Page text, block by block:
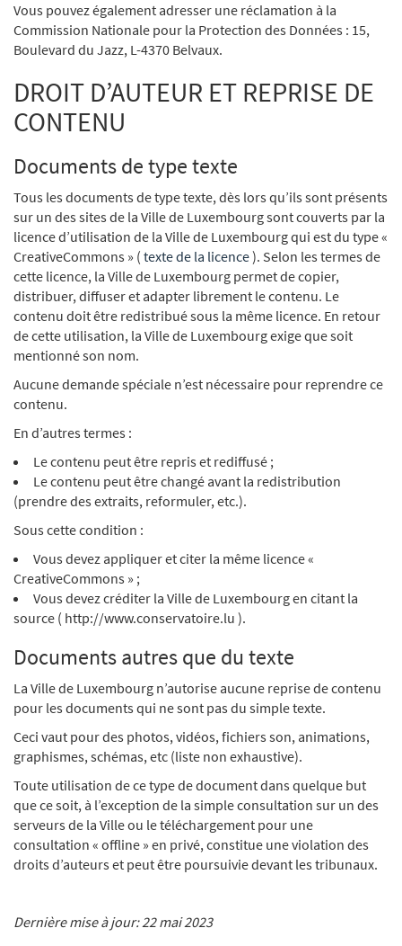
Vous pouvez également adresser une réclamation à la
Commission Nationale pour la Protection des Données : 15,
Boulevard du Jazz, L-4370 Belvaux.
DROIT D’AUTEUR ET REPRISE DE
CONTENU
Documents de type texte
Tous les documents de type texte, dès lors qu’ils sont présents
sur un des sites de la Ville de Luxembourg sont couverts par la
licence d’utilisation de la Ville de Luxembourg qui est du type «
CreativeCommons » ( texte de la licence). Selon les termes de
cette licence, la Ville de Luxembourg permet de copier,
distribuer, diffuser et adapter librement le contenu. Le
contenu doit être redistribué sous la même licence. En retour
de cette utilisation, la Ville de Luxembourg exige que soit
mentionné son nom.
Aucune demande spéciale n’est nécessaire pour reprendre ce
contenu.
En d’autres termes :
Le contenu peut être repris et rediffusé ;
Le contenu peut être changé avant la redistribution
(prendre des extraits, reformuler, etc.).
Sous cette condition :
Vous devez appliquer et citer la même licence «
CreativeCommons » ;
Vous devez créditer la Ville de Luxembourg en citant la
source ( http://www.conservatoire.lu ).
Documents autres que du texte
La Ville de Luxembourg n’autorise aucune reprise de contenu
pour les documents qui ne sont pas du simple texte.
Ceci vaut pour des photos, vidéos, fichiers son, animations,
graphismes, schémas, etc (liste non exhaustive).
Toute utilisation de ce type de document dans quelque but
que ce soit, à l’exception de la simple consultation sur un des
serveurs de la Ville ou le téléchargement pour une
consultation « offline » en privé, constitue une violation des
droits d’auteurs et peut être poursuivie devant les tribunaux.
Dernière mise à jour: 22 mai 2023